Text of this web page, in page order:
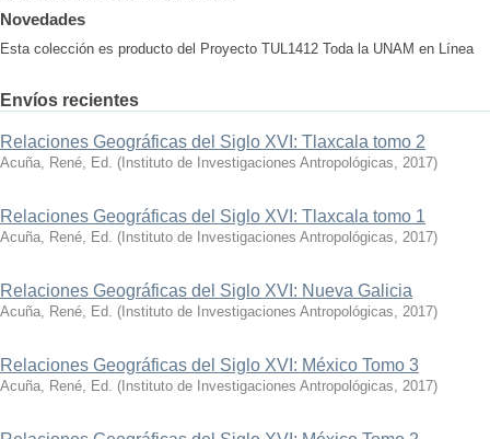
Novedades
Esta colección es producto del Proyecto TUL1412 Toda la UNAM en Línea
Envíos recientes
Relaciones Geográficas del Siglo XVI: Tlaxcala tomo 2
Acuña, René, Ed. ( Instituto de Investigaciones Antropológicas, 2017)
Relaciones Geográficas del Siglo XVI: Tlaxcala tomo 1
Acuña, René, Ed. ( Instituto de Investigaciones Antropológicas, 2017)
Relaciones Geográficas del Siglo XVI: Nueva Galicia
Acuña, René, Ed. ( Instituto de Investigaciones Antropológicas, 2017)
Relaciones Geográficas del Siglo XVI: México Tomo 3
Acuña, René, Ed. ( Instituto de Investigaciones Antropológicas, 2017)